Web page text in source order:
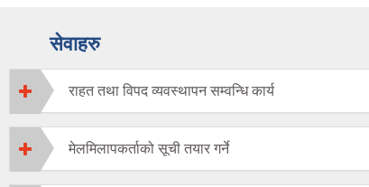
सेवाहरु
राहत तथा विपद व्यवस्थापन सम्वन्धि कार्य
मेलमिलापकर्ताको सूची तयार गर्ने